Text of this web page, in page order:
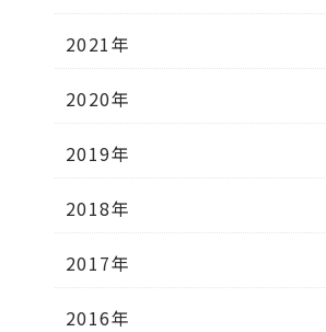
2021年
2020年
2019年
2018年
2017年
2016年